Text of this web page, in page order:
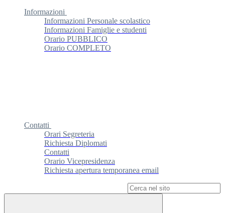
Informazioni
Informazioni Personale scolastico
Informazioni Famiglie e studenti
Orario PUBBLICO
Orario COMPLETO
Contatti
Orari Segreteria
Richiesta Diplomati
Contatti
Orario Vicepresidenza
Richiesta apertura temporanea email